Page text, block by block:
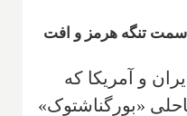
تنگه هرمز و افت
و آمریکا که
«بورگناشتوک»